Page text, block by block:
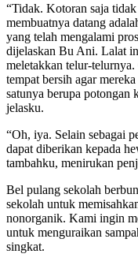
“Tidak. Kotoran saja
membuatnya datang
yang telah mengalami
dijelaskan Bu Ani. Lalat
meletakkan telur-
tempat bersih agar
satunya berupa potongan
jelasku.
“Oh, iya. Selain sebagai
dapat diberikan kepada
tambahku, menirukan
Bel pulang sekolah
sekolah untuk
nonorganik. Kami ingin
untuk menguraikan
singkat.